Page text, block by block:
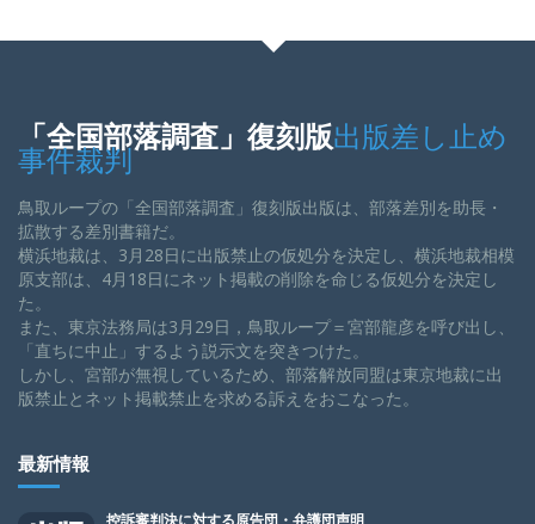
「全国部落調査」復刻版出版差し止め
事件裁判
鳥取ループの「全国部落調査」復刻版出版は、部落差別を助長・
拡散する差別書籍だ。
横浜地裁は、3月28日に出版禁止の仮処分を決定し、横浜地裁相模
原支部は、4月18日にネット掲載の削除を命じる仮処分を決定し
た。
また、東京法務局は3月29日，鳥取ループ＝宮部龍彦を呼び出し、
「直ちに中止」するよう説示文を突きつけた。
しかし、宮部が無視しているため、部落解放同盟は東京地裁に出
版禁止とネット掲載禁止を求める訴えをおこなった。
最新情報
控訴審判決に対する原告団・弁護団声明